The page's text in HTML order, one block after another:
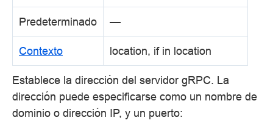
Predeterminado —
Contexto location, if in location
Establece la dirección del servidor gRPC. La
dirección puede especificarse como un nombre de
dominio o dirección IP, y un puerto: